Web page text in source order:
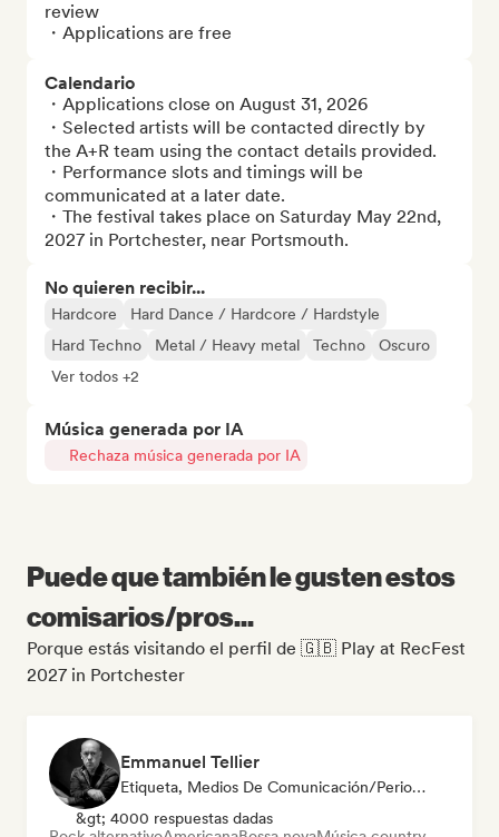
review
・Applications are free
Calendario
・Applications close on August 31, 2026
・Selected artists will be contacted directly by
the A+R team using the contact details provided.
・Performance slots and timings will be
communicated at a later date.
・The festival takes place on Saturday May 22nd,
2027 in Portchester, near Portsmouth.
No quieren recibir...
Hardcore
Hard Dance / Hardcore / Hardstyle
Hard Techno
Metal / Heavy metal Techno
Oscuro
Ver todos +2
Música generada por IA
Rechaza música generada por IA
Puede que también le gusten estos
comisarios/pros...
Porque estás visitando el perfil de 🇬🇧 Play at RecFest
2027 in Portchester
Emmanuel Tellier
Etiqueta, Medios De Comunicación/Periodista
&gt; 4000 respuestas dadas